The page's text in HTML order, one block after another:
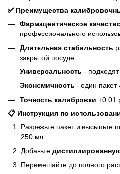
✅ Преимущества
Фармацевтическое качество
профессионального
Длительная стабильность
закрытой посуде
Универсальность -
Экономичность - один пакет
Точность калибровки ±0.01
📋 Инструкция по
Разрежьте пакет и высыпьте
250 мл
Добавьте
Перемешайте до полного